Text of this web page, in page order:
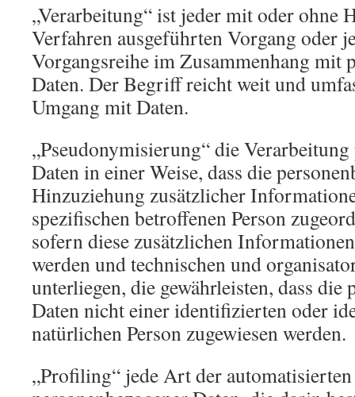
„Verarbeitung“ ist jeder mit oder ohne
Verfahren ausgeführten Vorgang oder
Vorgangsreihe im Zusammenhang mit
Daten. Der Begriff reicht weit und
Umgang mit Daten.
„Pseudonymisierung“ die Verarbeitung
Daten in einer Weise, dass die
Hinzuziehung zusätzlicher
spezifischen betroffenen Person
sofern diese zusätzlichen
werden und technischen und
unterliegen, die gewährleisten, dass die
Daten nicht einer identifizierten oder
natürlichen Person zugewiesen werden.
„Profiling“ jede Art der